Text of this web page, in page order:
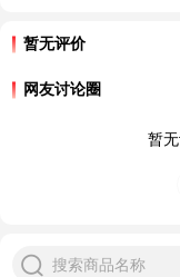
暂无评价
网友讨论圈
暂
搜索商品名称